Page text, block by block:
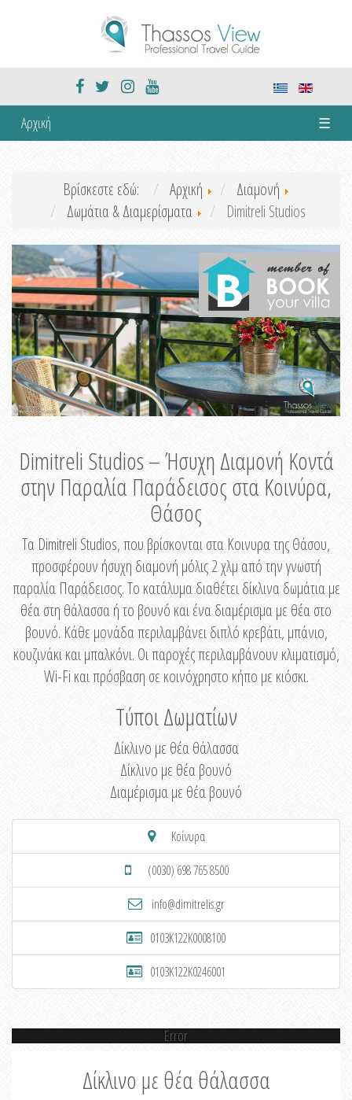
Αρχική ☰
Βρίσκεστε εδώ: Αρχική
Διαμονή
Δωμάτια & Διαμερίσματα
Dimitreli Studios
Dimitreli Studios – Ήσυχη Διαμονή Κοντά
στην Παραλία Παράδεισος στα Κοινύρα,
Θάσος
Τα Dimitreli Studios, που βρίσκονται στα Κοινυρα της Θάσου,
προσφέρουν ήσυχη διαμονή μόλις 2 χλμ από την γνωστή
παραλία Παράδεισος. Το κατάλυμα διαθέτει δίκλινα δωμάτια με
θέα στη θάλασσα ή το βουνό και ένα διαμέρισμα με θέα στο
βουνό. Κάθε μονάδα περιλαμβάνει διπλό κρεβάτι, μπάνιο,
κουζινάκι και μπαλκόνι. Οι παροχές περιλαμβάνουν κλιματισμό,
Wi-Fi και πρόσβαση σε κοινόχρηστο κήπο με κιόσκι.
Τύποι Δωματίων
Δίκλινο με θέα θάλασσα
Δίκλινο με θέα βουνό
Διαμέρισμα με θέα βουνό
Κοίνυρα
(0030) 698 765 8500
info@dimitrelis.gr
0103K122K0008100
0103K122K0246001
Error
Δίκλινο με θέα θάλασσα